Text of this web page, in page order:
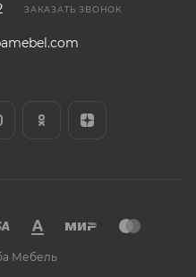
ЗАКАЗАТЬ ЗВОНОК
Мебель